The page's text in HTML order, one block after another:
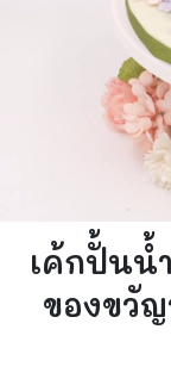
เค้กปั้นน้
ของขวั